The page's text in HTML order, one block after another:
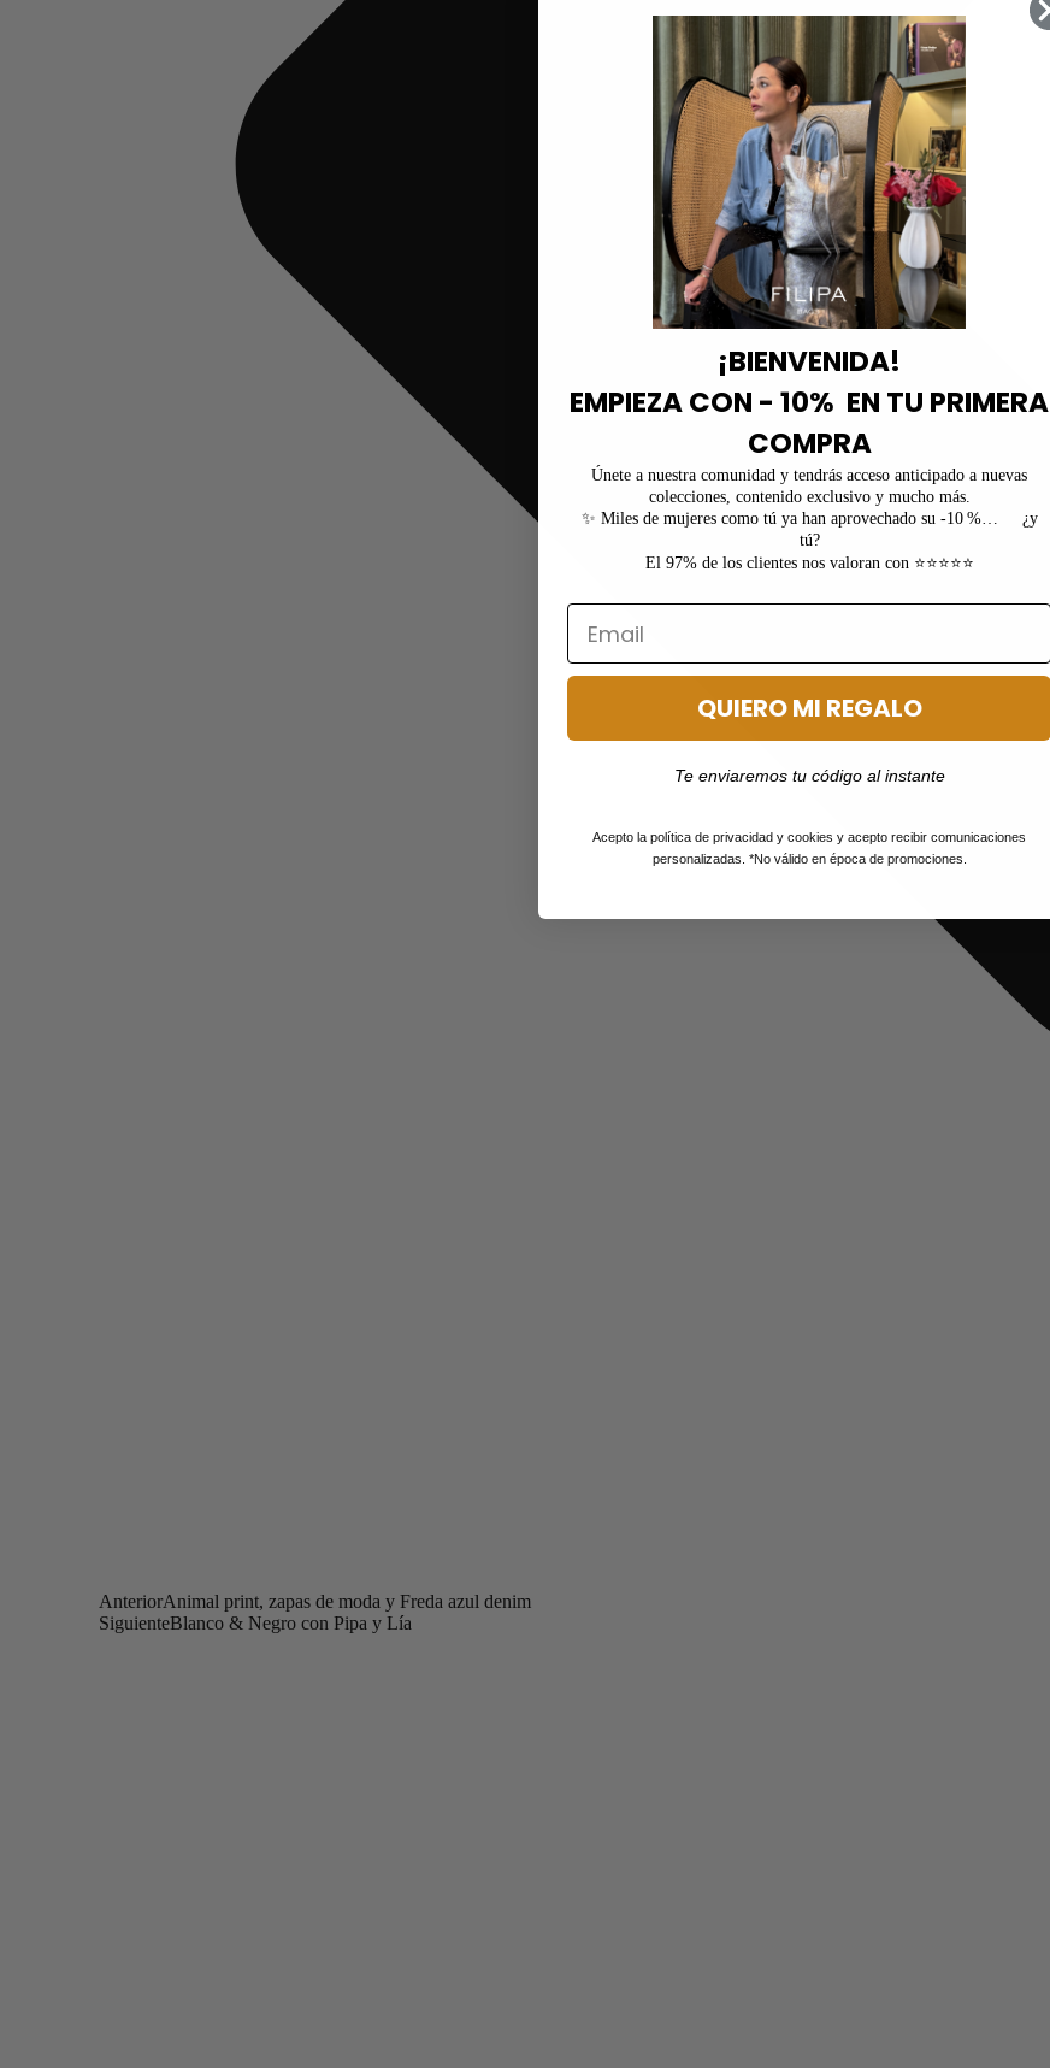
AnteriorAnimal print, zapas de moda y Freda azul denim
SiguienteBlanco & Negro con Pipa y Lía
¡BIENVENIDA!
EMPIEZA CON - 10% EN TU PRIMERA
COMPRA
Únete a nuestra comunidad y tendrás acceso anticipado a nuevas
colecciones, contenido exclusivo y mucho más.
✨ Miles de mujeres como tú ya han aprovechado su -10 %… ¿y
tú?
El 97% de los clientes nos valoran con ⭐⭐⭐⭐⭐
QUIERO MI REGALO
Te enviaremos tu código al instante
Acepto la política de privacidad y cookies y acepto recibir comunicaciones
personalizadas. *No válido en época de promociones.